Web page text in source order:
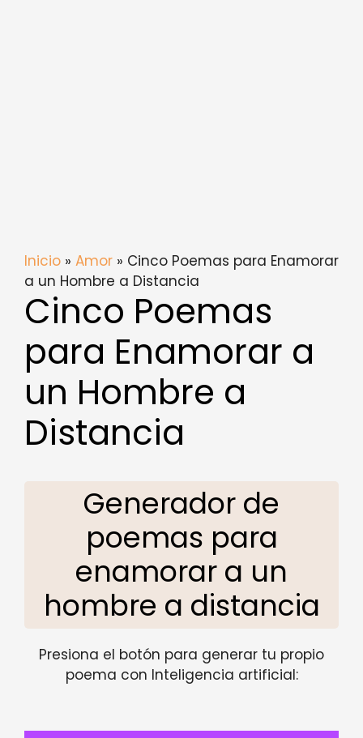
Inicio » Amor » Cinco Poemas para Enamorar
a un Hombre a Distancia
Cinco Poemas
para Enamorar a
un Hombre a
Distancia
Generador de
poemas para
enamorar a un
hombre a distancia
Presiona el botón para generar tu propio
poema con Inteligencia artificial: